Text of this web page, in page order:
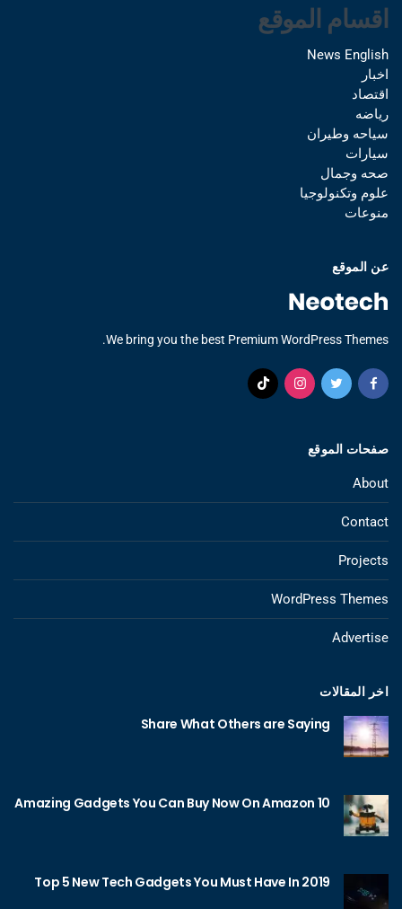
اقسام الموقع
News English
اخبار
اقتصاد
رياضه
سياحه وطيران
سيارات
صحه وجمال
علوم وتكنولوجيا
منوعات
عن الموقع
We bring you the best Premium WordPress Themes.
صفحات الموقع
About
Contact
Projects
WordPress Themes
Advertise
اخر المقالات
Share What Others are Saying
10 Amazing Gadgets You Can Buy Now On Amazon
Top 5 New Tech Gadgets You Must Have In 2019